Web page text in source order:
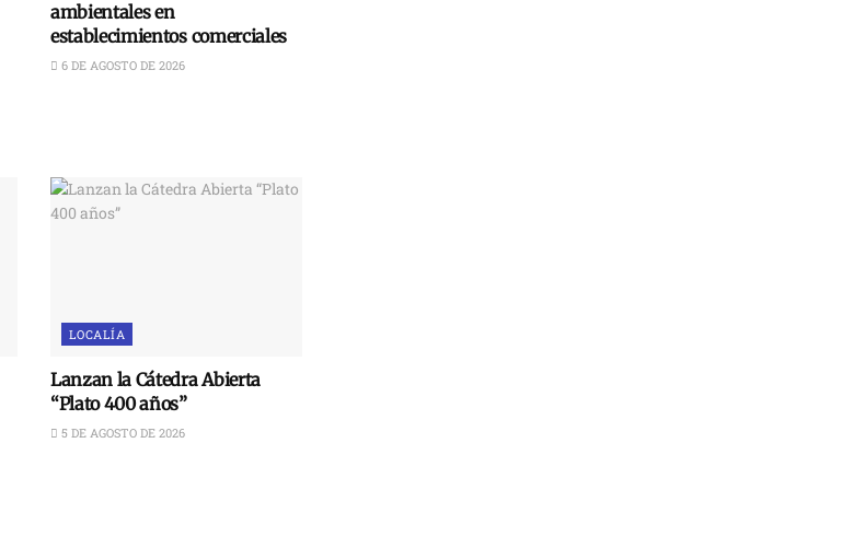
ambientales en
establecimientos comerciales
6 DE AGOSTO DE 2026
LOCALÍA
Lanzan la Cátedra Abierta
“Plato 400 años”
5 DE AGOSTO DE 2026